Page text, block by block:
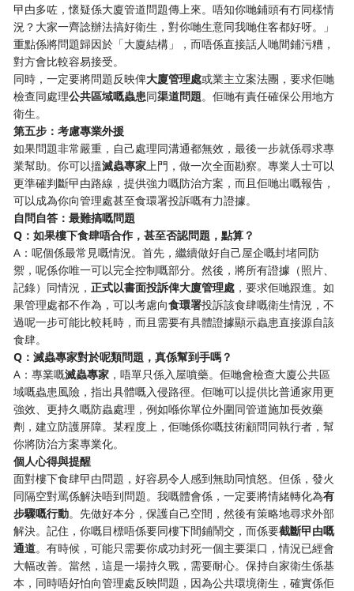
曱甴多咗，懷疑係大廈管道問題傳上來。唔知你哋鋪頭有冇同樣情
況？大家一齊諗辦法搞好衛生，對你哋生意同我哋住客都好呀。」
重點係將問題歸因於「大廈結構」，而唔係直接話人哋間鋪污糟，
對方會比較容易接受。
同時，一定要將問題反映俾大廈管理處或業主立案法團，要求佢哋
檢查同處理公共區域嘅蟲患同渠道問題。佢哋有責任確保公用地方
衛生。
第五步：考慮專業外援
如果問題非常嚴重，自己處理同溝通都無效，最後一步就係尋求專
業幫助。你可以搵滅蟲專家上門，做一次全面勘察。專業人士可以
更準確判斷曱甴路線，提供強力嘅防治方案，而且佢哋出嘅報告，
可以成為你向管理處甚至食環署投訴嘅有力證據。
自問自答：最難搞嘅問題
Q：如果樓下食肆唔合作，甚至否認問題，點算？
A：呢個係最常見嘅情況。首先，繼續做好自己屋企嘅封堵同防
禦，呢係你唯一可以完全控制嘅部分。然後，將所有證據（照片、
記錄）同情況，正式以書面投訴俾大廈管理處 ，要求佢哋跟進。如
果管理處都不作為，可以考慮向食環署投訴該食肆嘅衛生情況，不
過呢一步可能比較耗時，而且需要有具體證據顯示蟲患直接源自該
食肆。
Q：滅蟲專家對於呢類問題，真係幫到手嗎？
A：專業嘅滅蟲專家 ，唔單只係入屋噴藥。佢哋會檢查大廈公共區
域嘅蟲患風險，指出具體嘅入侵路徑。佢哋可以提供比普通家用更
強效、更持久嘅防蟲處理，例如喺你單位外圍同管道施加長效藥
劑，建立防護屏障。某程度上，佢哋係你嘅技術顧問同執行者，幫
你將防治方案專業化。
個人心得與提醒
面對樓下食肆曱甴問題，好容易令人感到無助同憤怒。但係，發火
同隔空對罵係解決唔到問題。我嘅體會係，一定要將情緒轉化為有
步驟嘅行動。先做好本分，保護自己空間，然後有策略地尋求外部
解決。記住，你嘅目標唔係要同樓下間鋪鬧交，而係要截斷曱甴嘅
通道。有時候，可能只需要你成功封死一個主要渠口，情況已經會
大幅改善。當然，這是一場持久戰，需要耐心。保持自家衛生係基
本，同時唔好怕向管理處反映問題，因為公共環境衛生，確實係佢